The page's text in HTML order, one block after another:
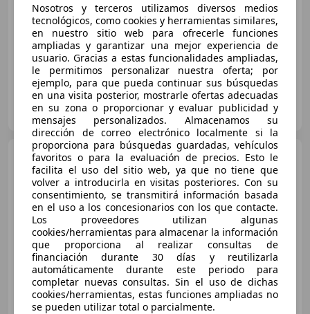
05/2018 121.199 km Gasolina
85 kW (116 CV)
OCASIONPLUS ALZIRA
ES-46600 ALZIRA
Nissan Qashqai 1.5dCi
Acenta 4x2
€ 6.500
Precio justo
05/2010 191.000 km Diésel
78 kW (106 CV)
Nosotros y terceros utilizamos diversos medios
tecnológicos, como cookies y herramientas similares,
en nuestro sitio web para ofrecerle funciones
ampliadas y garantizar una mejor experiencia de
usuario. Gracias a estas funcionalidades ampliadas,
le permitimos personalizar nuestra oferta; por
ejemplo, para que pueda continuar sus búsquedas
en una visita posterior, mostrarle ofertas adecuadas
en su zona o proporcionar y evaluar publicidad y
mensajes personalizados. Almacenamos su
dirección de correo electrónico localmente si la
proporciona para búsquedas guardadas, vehículos
favoritos o para la evaluación de precios. Esto le
facilita el uso del sitio web, ya que no tiene que
volver a introducirla en visitas posteriores. Con su
consentimiento, se transmitirá información basada
en el uso a los concesionarios con los que contacte.
Los proveedores utilizan algunas
cookies/herramientas para almacenar la información
que proporciona al realizar consultas de
financiación durante 30 días y reutilizarla
automáticamente durante este periodo para
completar nuevas consultas. Sin el uso de dichas
cookies/herramientas, estas funciones ampliadas no
se pueden utilizar total o parcialmente.